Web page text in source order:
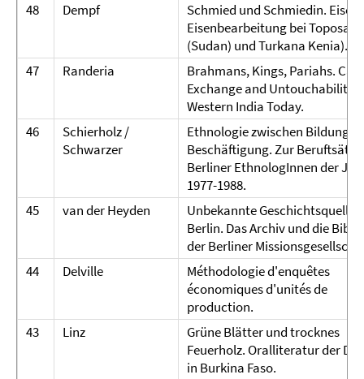
48
Dempf
Schmied und Schmiedin. Eisen
Eisenbearbeitung bei Toposa
(Sudan) und Turkana Kenia).
47
Randeria
Brahmans, Kings, Pariahs.
Exchange and Untouchability
Western India Today.
46
Schierholz /
Schwarzer
Ethnologie zwischen Bildung
Beschäftigung. Zur
Berliner EthnologInnen der
1977-1988.
45
van der Heyden
Unbekannte
Berlin. Das Archiv und die
der Berliner
44
Delville
Méthodologie d'enquêtes
économiques d'unités de
production.
43
Linz
Grüne Blätter und trocknes
Feuerholz. Oralliteratur der
in Burkina Faso.